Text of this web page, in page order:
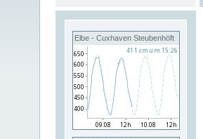
Elbe - Cuxhaven Steubenhöft